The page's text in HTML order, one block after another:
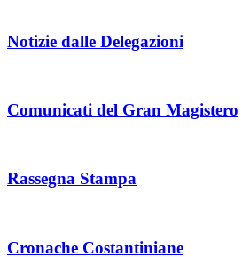
Notizie dalle Delegazioni
Comunicati del Gran Magistero
Rassegna Stampa
Cronache Costantiniane